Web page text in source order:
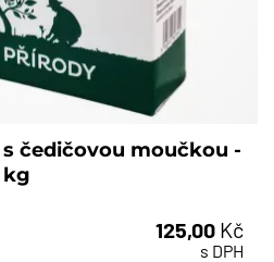
s čedičovou moučkou -
kg
125,00 Kč
s DPH